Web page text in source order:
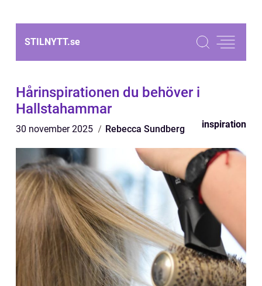
STILNYTT.se
Hårinspirationen du behöver i
Hallstahammar
30 november 2025 Rebecca Sundberg inspiration